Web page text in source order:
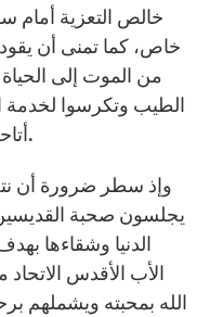
خالص التعزية أمام
خاص، كما تمنى أن
من الموت إلى الحياة
الطيب وتكرسوا لخدمة
أتاحت لهم الدخول إلى حرية أبناء الله.
وإذ سطر ضرورة أن
يجلسون صحبة القديسين
الدنيا وشقاءها
الأب الأقدس
الله بمحبته ويشملهم